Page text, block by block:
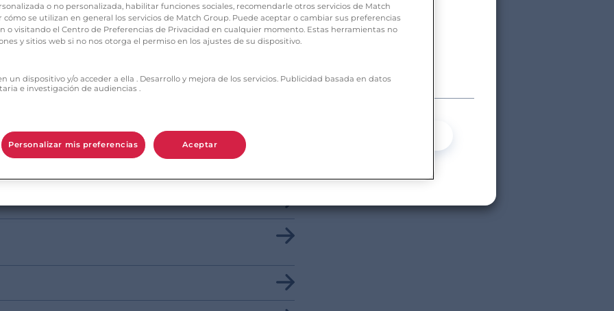
descripción de mi perfil?
mi perfil?
digan mucho de ti! >Confirmar
> Haz clic en «…» >Modificar
a tu pregunta?
o no personalizada, habilitar funciones sociales, recomendarle otros servicios de Match
se utilizan en general los servicios de Match Group. Puede aceptar o cambiar sus preferencias
o visitando el Centro de Preferencias de Privacidad en cualquier momento. Estas herramientas no
y sitios web si no nos otorga el permiso en los ajustes de su dispositivo.
un dispositivo y/o acceder a ella . Desarrollo y mejora de los servicios. Publicidad basada en datos
e investigación de audiencias .
Personalizar mis preferencias Aceptar